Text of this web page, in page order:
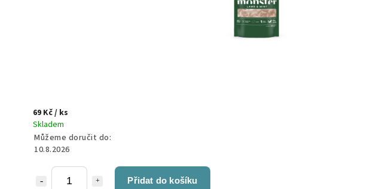
69 Kč/ ks
Skladem
Můžeme doručit do:
10.8.2026
Přidat do košíku